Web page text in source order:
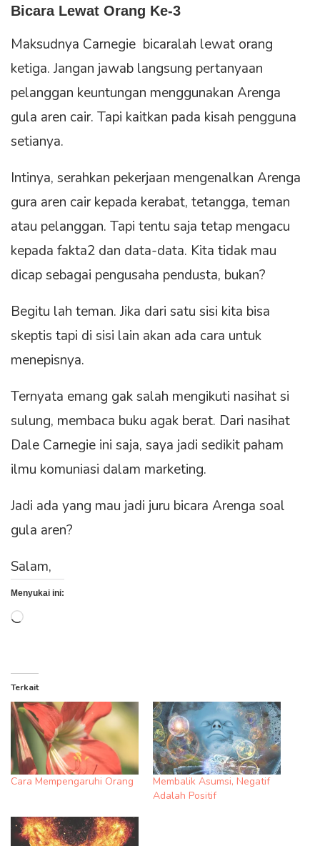
Bicara Lewat Orang Ke-3
Maksudnya Carnegie bicaralah lewat orang
ketiga. Jangan jawab langsung pertanyaan
pelanggan keuntungan menggunakan Arenga
gula aren cair. Tapi kaitkan pada kisah pengguna
setianya.
Intinya, serahkan pekerjaan mengenalkan Arenga
gura aren cair kepada kerabat, tetangga, teman
atau pelanggan. Tapi tentu saja tetap mengacu
kepada fakta2 dan data-data. Kita tidak mau
dicap sebagai pengusaha pendusta, bukan?
Begitu lah teman. Jika dari satu sisi kita bisa
skeptis tapi di sisi lain akan ada cara untuk
menepisnya.
Ternyata emang gak salah mengikuti nasihat si
sulung, membaca buku agak berat. Dari nasihat
Dale Carnegie ini saja, saya jadi sedikit paham
ilmu komuniasi dalam marketing.
Jadi ada yang mau jadi juru bicara Arenga soal
gula aren?
Salam,
Menyukai ini:
Memuat...
Terkait
Cara Mempengaruhi Orang
Membalik Asumsi, Negatif
Adalah Positif